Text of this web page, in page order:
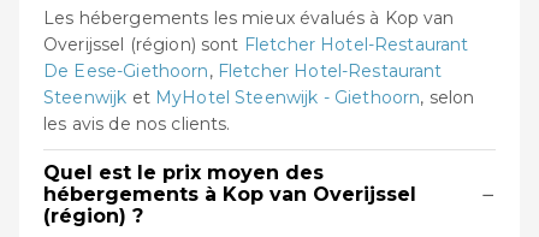
Les hébergements les mieux évalués à Kop van
Overijssel (région) sont Fletcher Hotel-Restaurant
De Eese-Giethoorn, Fletcher Hotel-Restaurant
Steenwijk et MyHotel Steenwijk - Giethoorn, selon
les avis de nos clients.
Quel est le prix moyen des
hébergements à Kop van Overijssel
(région) ?
−